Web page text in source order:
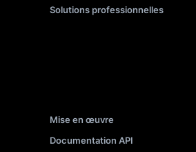
Solutions professionnelles
Mise en œuvre
Documentation API